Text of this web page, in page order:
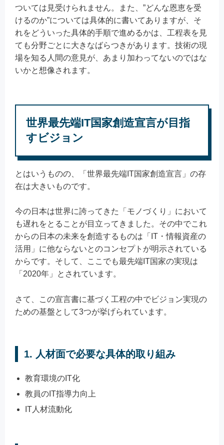
ついては見受けられません。また、”どんな恩恵を受
けるのか”については具体的に書いてありますが、そ
れをどういった具体的手順で進めるかは、工程表を見
ても分野ごとに大きなばらつきがあります。技術の現
場を知る人間の意見が、あまり加わってないのではな
いかと想像されます。
世界最先端IT国家創造宣言が目指
すビジョン
とはいうものの、「世界最先端IT国家創造宣言」の存
在は大きいものです。
今の日本は世界に誇ってきた「モノづくり」において
も遅れをとることが目立ってきました。その中でこれ
からの日本の未来を創造するものは「IT・情報資産の
活用」に他ならないとのコンセプトが明示されている
からです。そして、ここでも最先端IT国家の実現は
「2020年」とされています。
さて、この宣言書に基づく工程の中でビジョン実現の
ための基盤として3つが挙げられています。
1. 人材面で必要な具体的取り組み
教育環境のIT化
教員のIT指導力向上
IT人材流動化